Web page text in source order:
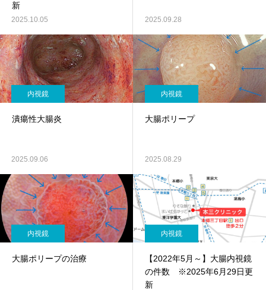
新
2025.10.05 2025.09.28
内視鏡
潰瘍性大腸炎
2025.09.06
内視鏡
大腸ポリープ
2025.08.29
内視鏡
大腸ポリープの治療
内視鏡
【2022年5月～】大腸内視鏡
の件数 ※2025年6月29日更
新